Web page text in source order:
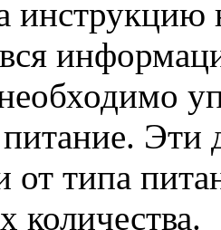
инструкцию
Эти
от типа
количества.